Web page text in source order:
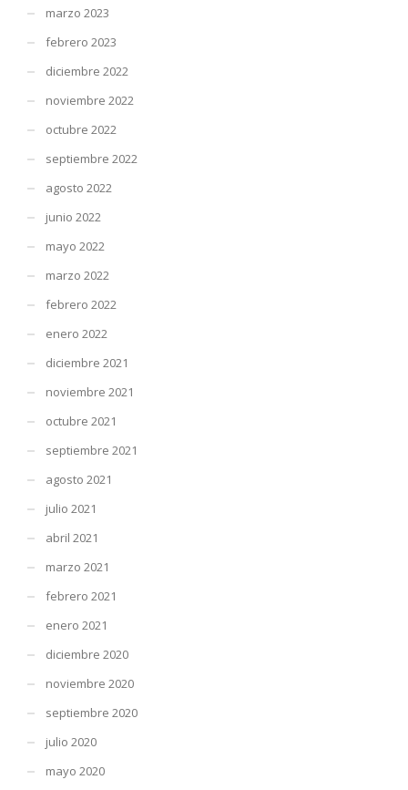
marzo 2023
febrero 2023
diciembre 2022
noviembre 2022
octubre 2022
septiembre 2022
agosto 2022
junio 2022
mayo 2022
marzo 2022
febrero 2022
enero 2022
diciembre 2021
noviembre 2021
octubre 2021
septiembre 2021
agosto 2021
julio 2021
abril 2021
marzo 2021
febrero 2021
enero 2021
diciembre 2020
noviembre 2020
septiembre 2020
julio 2020
mayo 2020